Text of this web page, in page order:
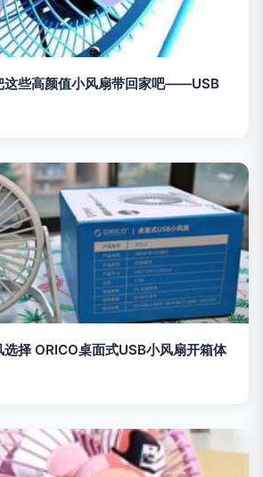
这些高颜值小风扇带回家吧——USB
择 ORICO桌面式USB小风扇开箱体